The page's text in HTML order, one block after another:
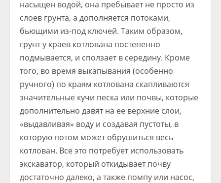
насыщен водой, она пребывает не просто из
слоев грунта, а дополняется потоками,
бьющими из-под ключей. Таким образом,
грунт у краев котлована постепенно
подмывается, и сползает в середину. Кроме
того, во время выкапывания (особенно
ручного) по краям котлована скапливаются
значительные кучи песка или почвы, которые
дополнительно давят на ее верхние слои,
«выдавливая» воду и создавая пустоты, в
которую потом может обрушиться весь
котлован. Все это потребует использовать
экскаватор, который откидывает почву
достаточно далеко, а также помпу или насос,